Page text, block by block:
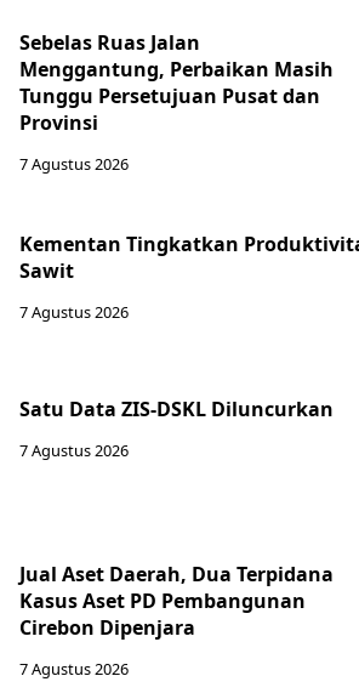
Sebelas Ruas Jalan
Menggantung, Perbaikan Masih
Tunggu Persetujuan Pusat dan
Provinsi
7 Agustus 2026
Kementan Tingkatkan
Sawit
7 Agustus 2026
Satu Data ZIS-DSKL Diluncurkan
7 Agustus 2026
Jual Aset Daerah, Dua Terpidana
Kasus Aset PD Pembangunan
Cirebon Dipenjara
7 Agustus 2026